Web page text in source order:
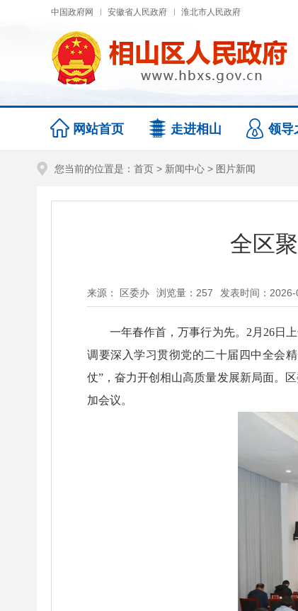
中国政府网 安徽省人民政府 淮北市人民政府
网站首页 走进相山 领导
您当前的位置是： 首页 > 新闻中心 > 图片新闻
全区
来源： 区委办 浏览量： 257 发表时间：
一年春作首，万事行为先。2月26日
调要深入学习贯彻党的二十届四中全会
仗”，奋力开创相山高质量发展新局面。
加会议。